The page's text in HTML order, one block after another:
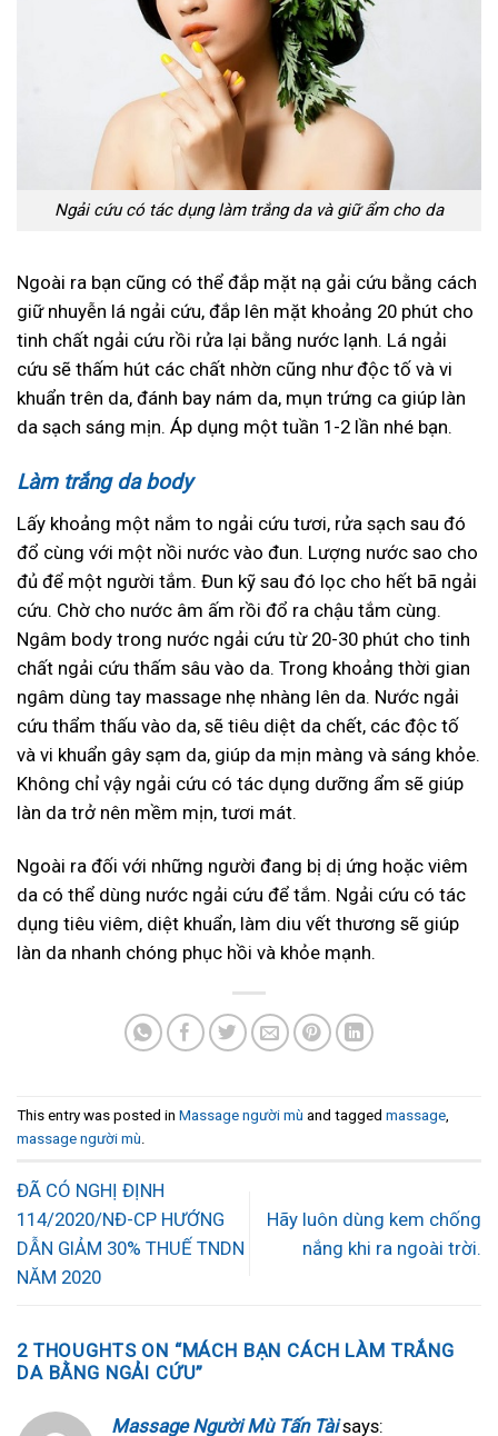
Ngải cứu có tác dụng làm trắng da và giữ ẩm cho da
Ngoài ra bạn cũng có thể đắp mặt nạ gải cứu bằng cách
giữ nhuyễn lá ngải cứu, đắp lên mặt khoảng 20 phút cho
tinh chất ngải cứu rồi rửa lại bằng nước lạnh. Lá ngải
cứu sẽ thấm hút các chất nhờn cũng như độc tố và vi
khuẩn trên da, đánh bay nám da, mụn trứng ca giúp làn
da sạch sáng mịn. Áp dụng một tuần 1-2 lần nhé bạn.
Làm trắng da body
Lấy khoảng một nắm to ngải cứu tươi, rửa sạch sau đó
đổ cùng với một nồi nước vào đun. Lượng nước sao cho
đủ để một người tắm. Đun kỹ sau đó lọc cho hết bã ngải
cứu. Chờ cho nước âm ấm rồi đổ ra chậu tắm cùng.
Ngâm body trong nước ngải cứu từ 20-30 phút cho tinh
chất ngải cứu thấm sâu vào da. Trong khoảng thời gian
ngâm dùng tay massage nhẹ nhàng lên da. Nước ngải
cứu thẩm thấu vào da, sẽ tiêu diệt da chết, các độc tố
và vi khuẩn gây sạm da, giúp da mịn màng và sáng khỏe.
Không chỉ vậy ngải cứu có tác dụng dưỡng ẩm sẽ giúp
làn da trở nên mềm mịn, tươi mát.
Ngoài ra đối với những người đang bị dị ứng hoặc viêm
da có thể dùng nước ngải cứu để tắm. Ngải cứu có tác
dụng tiêu viêm, diệt khuẩn, làm diu vết thương sẽ giúp
làn da nhanh chóng phục hồi và khỏe mạnh.
This entry was posted in Massage người mù and tagged massage,
massage người mù.
ĐÃ CÓ NGHỊ ĐỊNH
114/2020/NĐ-CP HƯỚNG
DẪN GIẢM 30% THUẾ TNDN
NĂM 2020
Hãy luôn dùng kem chống
nắng khi ra ngoài trời.
2 THOUGHTS ON “MÁCH BẠN CÁCH LÀM TRẮNG
DA BẰNG NGẢI CỨU”
Massage Người Mù Tấn Tài says: